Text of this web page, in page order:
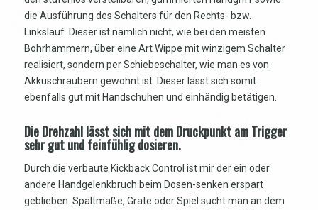
die Ausführung des Schalters für den Rechts- bzw.
Linkslauf. Dieser ist nämlich nicht, wie bei den meisten
Bohrhämmern, über eine Art Wippe mit winzigem Schalter
realisiert, sondern per Schiebeschalter, wie man es von
Akkuschraubern gewohnt ist. Dieser lässt sich somit
ebenfalls gut mit Handschuhen und einhändig betätigen.
Die Drehzahl lässt sich mit dem Druckpunkt am Trigger
sehr gut und feinfühlig dosieren.
Durch die verbaute Kickback Control ist mir der ein oder
andere Handgelenkbruch beim Dosen-senken erspart
geblieben. Spaltmaße, Grate oder Spiel sucht man an dem